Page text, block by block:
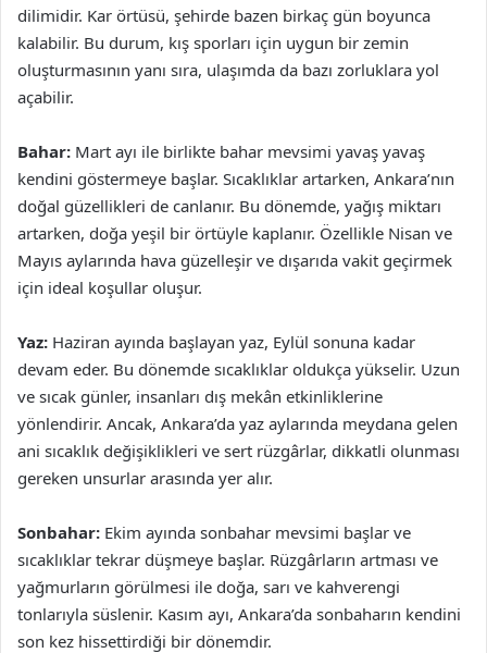
dilimidir. Kar örtüsü, şehirde bazen birkaç gün boyunca
kalabilir. Bu durum, kış sporları için uygun bir zemin
oluşturmasının yanı sıra, ulaşımda da bazı zorluklara yol
açabilir.
Bahar: Mart ayı ile birlikte bahar mevsimi yavaş yavaş
kendini göstermeye başlar. Sıcaklıklar artarken, Ankara’nın
doğal güzellikleri de canlanır. Bu dönemde, yağış miktarı
artarken, doğa yeşil bir örtüyle kaplanır. Özellikle Nisan ve
Mayıs aylarında hava güzelleşir ve dışarıda vakit geçirmek
için ideal koşullar oluşur.
Yaz: Haziran ayında başlayan yaz, Eylül sonuna kadar
devam eder. Bu dönemde sıcaklıklar oldukça yükselir. Uzun
ve sıcak günler, insanları dış mekân etkinliklerine
yönlendirir. Ancak, Ankara’da yaz aylarında meydana gelen
ani sıcaklık değişiklikleri ve sert rüzgârlar, dikkatli olunması
gereken unsurlar arasında yer alır.
Sonbahar: Ekim ayında sonbahar mevsimi başlar ve
sıcaklıklar tekrar düşmeye başlar. Rüzgârların artması ve
yağmurların görülmesi ile doğa, sarı ve kahverengi
tonlarıyla süslenir. Kasım ayı, Ankara’da sonbaharın kendini
son kez hissettirdiği bir dönemdir.